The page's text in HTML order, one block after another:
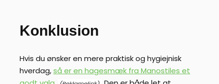
Konklusion
Hvis du ønsker en mere praktisk og hygiejnisk
hverdag,så er en hagesmæk fra Manostiles et